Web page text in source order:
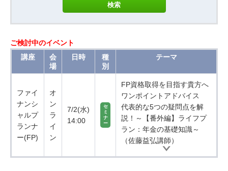
ご検討中のイベント
講座
会
場
日時
種
別
テーマ
ファイ
ナンシ
ャルプ
ランナ
ー(FP)
オ
ン
ラ
イ
ン
7/2(水)
14:00
セ
ミ
ナ
ー
FP資格取得を目指す貴方へ
ワンポイントアドバイス
代表的な5つの疑問点を解
説！～【番外編】ライフプ
ラン：年金の基礎知識～
（佐藤益弘講師）